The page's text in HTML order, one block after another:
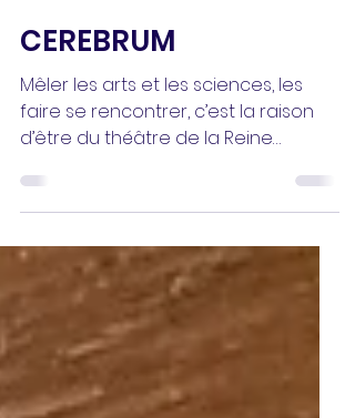
20 juin 2022
1 min de lecture
CEREBRUM
Mêler les arts et les sciences, les
faire se rencontrer, c’est la raison
Blanche, tel que le fait vivre...